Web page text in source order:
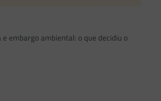
embargo ambiental: o que decidiu o